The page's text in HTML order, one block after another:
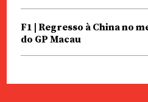
F1 | Regresso à China no
do GP Macau